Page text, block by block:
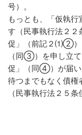
号）。
もっとも、「仮執
す（民事執行法２２
促」（前記２⑴②）
（同③）を申し立
促」（同④）が届
待つまでもなく債権
（民事執行法２５条